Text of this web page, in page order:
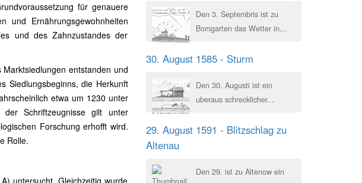
für genauere
und Ernährungsgewohnheiten
und des Zahnzustandes der
entstanden und
Siedlungsbeginns, die Herkunft
etwa um 1230 unter
Schriftzeugnisse gilt unter
Forschung erhofft wird.
Rolle.
untersucht. Gleichzeitig wurde
Den 3. Septembris ist zu
Bomgarten das Wetter in...
30. August 1585 - Sturm
Den 30. Augusti ist ein
uberaus schrecklicher...
29. August 1591 - Blitzschlag zu
Altenau
Den 29. ist zu Altenow ein